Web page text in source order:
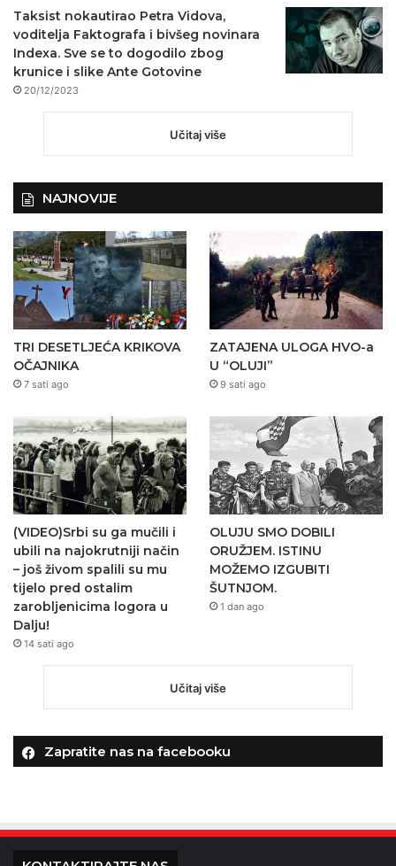
Taksist nokautirao Petra Vidova,
voditelja Faktografa i bivšeg novinara
Indexa. Sve se to dogodilo zbog
krunice i slike Ante Gotovine
20/12/2023
Učitaj više
NAJNOVIJE
TRI DESETLJEĆA KRIKOVA
OČAJNIKA
7 sati ago
ZATAJENA ULOGA HVO-a
U “OLUJI”
9 sati ago
(VIDEO)Srbi su ga mučili i
ubili na najokrutniji način
– još živom spalili su mu
tijelo pred ostalim
zarobljenicima logora u
Dalju!
14 sati ago
OLUJU SMO DOBILI
ORUŽJEM. ISTINU
MOŽEMO IZGUBITI
ŠUTNJOM.
1 dan ago
Učitaj više
Zapratite nas na facebooku